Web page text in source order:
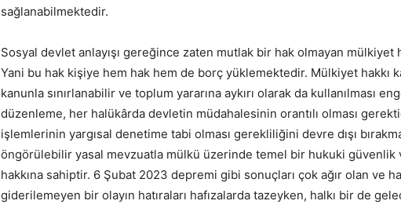
sağlanabilmektedir.
Sosyal devlet anlayışı gereğince zaten mutlak bir hak olmayan mülkiyet
Yani bu hak kişiye hem hak hem de borç yüklemektedir. Mülkiyet hakkı
kanunla sınırlanabilir ve toplum yararına aykırı olarak da kullanılması
düzenleme, her halükârda devletin müdahalesinin orantılı olması
işlemlerinin yargısal denetime tabi olması gerekliliğini devre dışı
öngörülebilir yasal mevzuatla mülkü üzerinde temel bir hukuki güvenlik
hakkına sahiptir. 6 Şubat 2023 depremi gibi sonuçları çok ağır olan ve
giderilemeyen bir olayın hatıraları hafızalarda tazeyken, halkı bir de